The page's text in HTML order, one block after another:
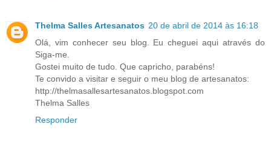
Thelma Salles Artesanatos 20 de abril de 2014 às 16:18
Olá, vim conhecer seu blog. Eu cheguei aqui através do
Siga-me.
Gostei muito de tudo. Que capricho, parabéns!
Te convido a visitar e seguir o meu blog de artesanatos:
http://thelmasallesartesanatos.blogspot.com
Thelma Salles
Responder